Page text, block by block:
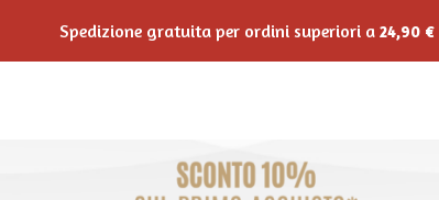
Shop Online Horeca Private Label Ricette
Spedizione gratuita per ordini superiori a 24,90 €